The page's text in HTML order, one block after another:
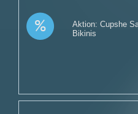
Aktion: Cupshe
Bikinis